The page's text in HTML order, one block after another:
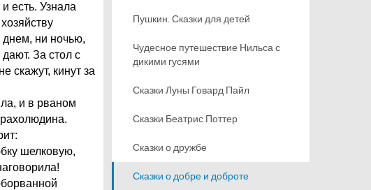
есть. Узнала
днем, ни ночью,
За стол с
скажут, кинут за
и в рваном
шелковую,
Пушкин. Сказки для детей
Чудесное путешествие Нильса с
дикими гусями
Сказки Луны Говард Пайл
Сказки Беатрис Поттер
Сказки о дружбе
Сказки о добре и доброте